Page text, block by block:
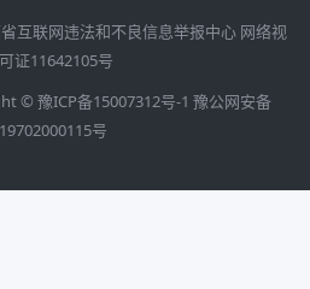
互联网违法和不良信息举报中心 网络视
证11642105号
© 豫ICP备15007312号-1 豫公网安备
号